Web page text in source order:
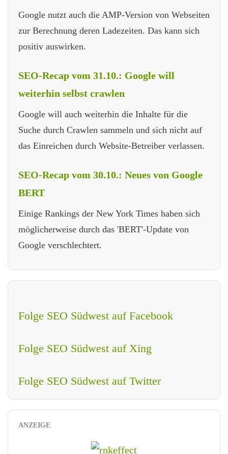
Google nutzt auch die AMP-Version von Webseiten
zur Berechnung deren Ladezeiten. Das kann sich
positiv auswirken.
SEO-Recap vom 31.10.: Google will
weiterhin selbst crawlen
Google will auch weiterhin die Inhalte für die
Suche durch Crawlen sammeln und sich nicht auf
das Einreichen durch Website-Betreiber verlassen.
SEO-Recap vom 30.10.: Neues von Google
BERT
Einige Rankings der New York Times haben sich
möglicherweise durch das 'BERT'-Update von
Google verschlechtert.
Folge SEO Südwest auf Facebook
Folge SEO Südwest auf Xing
Folge SEO Südwest auf Twitter
ANZEIGE